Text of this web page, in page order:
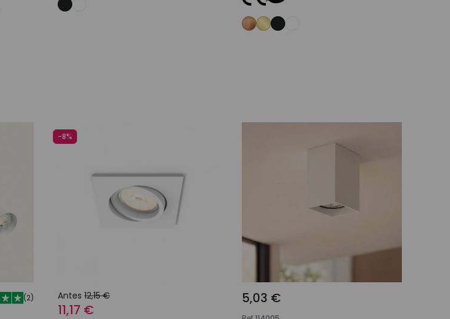
(2)
-8%
Antes 12,15 €
11,17 €
5,03 €